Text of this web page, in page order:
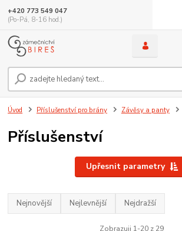
+420 773 549 047
(Po-Pá, 8-16 hod.)
Úvod Příslušenství pro brány Závěsy a panty
Příslušenství
Upřesnit parametry
Nejnovější Nejlevnější Nejdražší
Zobrazuji 1-20 z 29